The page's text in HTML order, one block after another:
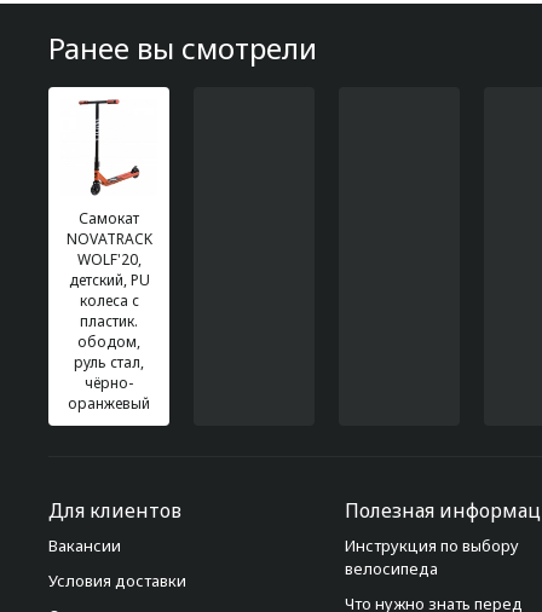
Ранее вы смотрели
Самокат
NOVATRACK
WOLF'20,
детский, PU
колеса с
пластик.
ободом,
руль стал,
чёрно-
оранжевый
Для клиентов
Вакансии
Условия доставки
Полезная
Инструкция по выбору
велосипеда
Что нужно знать перед